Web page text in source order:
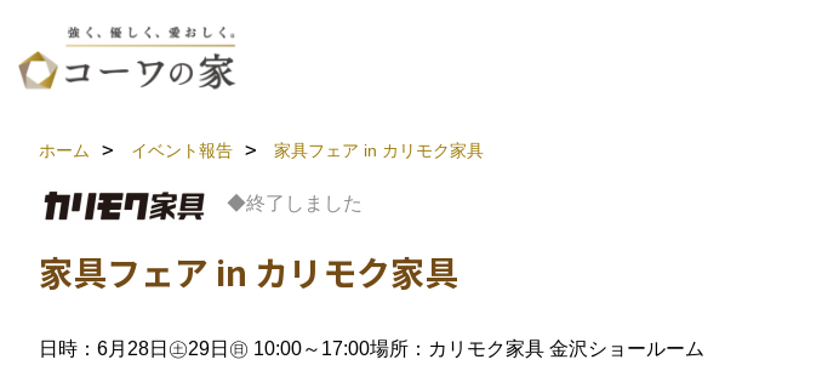
ホーム イベント報告 家具フェア in カリモク家具
◆終了しました
家具フェア in カリモク家具
日時：6月28日㊏29日㊐ 10:00～17:00場所：カリモク家具 金沢ショールーム